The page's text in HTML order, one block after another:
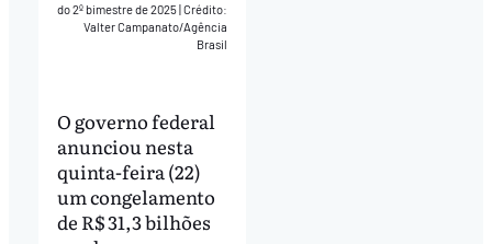
do 2º bimestre de 2025|Crédito:
Valter Campanato/Agência
Brasil
O governo federal
anunciou nesta
quinta-feira (22)
um congelamento
de R$ 31,3 bilhões